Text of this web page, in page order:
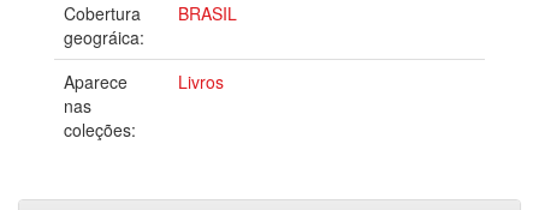
Cobertura
geográica:
BRASIL
Aparece
nas
coleções:
Livros